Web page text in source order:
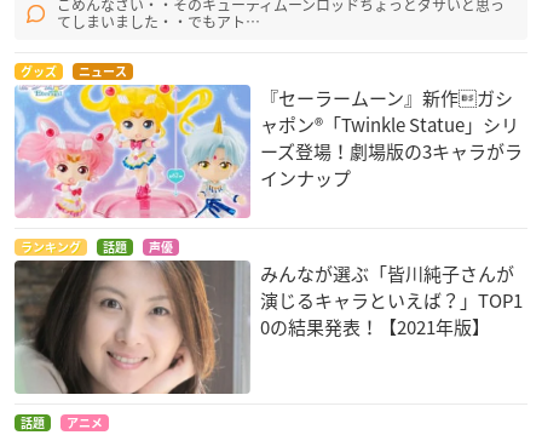
ごめんなさい・・そのキューティムーンロッドちょっとダサいと思っ
てしまいました・・でもアト…
グッズ ニュース
『セーラームーン』新作ガシ
ャポン®「Twinkle Statue」シリ
ーズ登場！劇場版の3キャラがラ
インナップ
ランキング 話題 声優
みんなが選ぶ「皆川純子さんが
演じるキャラといえば？」TOP1
0の結果発表！【2021年版】
話題 アニメ